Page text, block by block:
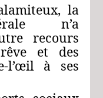
la
n’a
recours
et des
à ses